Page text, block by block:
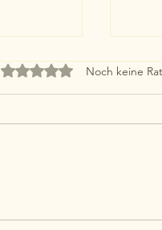
Mit 0 von 5 Sternen
Noch keine